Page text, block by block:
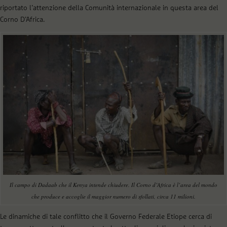
riportato l’attenzione della Comunità internazionale in questa area del
Corno D’Africa.
Il campo di Dadaab che il Kenya intende chiudere. Il Corno d’Africa è l’area del mondo
che produce e accoglie il maggior numero di sfollati, circa 11 milioni.
Le dinamiche di tale conflitto che il Governo Federale Etiope cerca di